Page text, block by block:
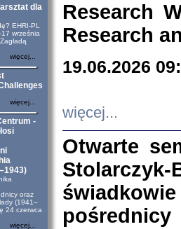
dla
EHRI-PL
września
więcej...
więcej...
-
oraz
(1941–
24 czerwca
więcej...
Research
Research
19.06.2026
więcej...
Otwarte